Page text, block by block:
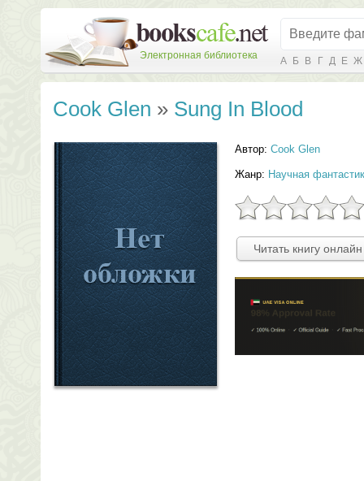
Электронная библиотека А Б В Г Д Е Ж
Cook Glen » Sung In Blood
Автор: Cook Glen
Жанр: Научная
Читать книгу